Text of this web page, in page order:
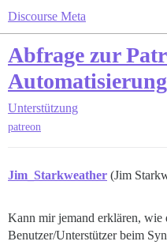
Discourse Meta
Abfrage zur
Automatisierung
Unterstützung
patreon
Jim_Starkweather (Jim
Kann mir jemand erklären, wie
Benutzer/Unterstützer beim